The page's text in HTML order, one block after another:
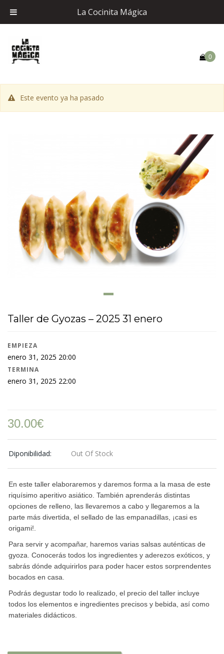
0
Este evento ya ha pasado
Taller de Gyozas – 2025 31 enero
EMPIEZA
enero 31, 2025 20:00
TERMINA
enero 31, 2025 22:00
30.00€
Diponibilidad: Out Of Stock
En este taller elaboraremos y daremos forma a la masa de este
riquísimo aperitivo asiático. También aprenderás distintas
opciones de relleno, las llevaremos a cabo y llegaremos a la
parte más divertida, el sellado de las empanadillas, ¡casi es
origami!.
Para servir y acompañar, haremos varias salsas auténticas de
gyoza. Conocerás todos los ingredientes y aderezos exóticos, y
sabrás dónde adquirirlos para poder hacer estos sorprendentes
bocados en casa.
Podrás degustar todo lo realizado, el precio del taller incluye
todos los elementos e ingredientes precisos y bebida, así como
materiales didácticos.
La Cocinita Mágica